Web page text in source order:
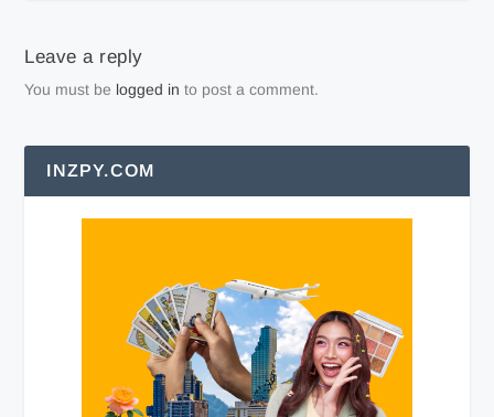
Leave a reply
You must be logged in to post a comment.
INZPY.COM